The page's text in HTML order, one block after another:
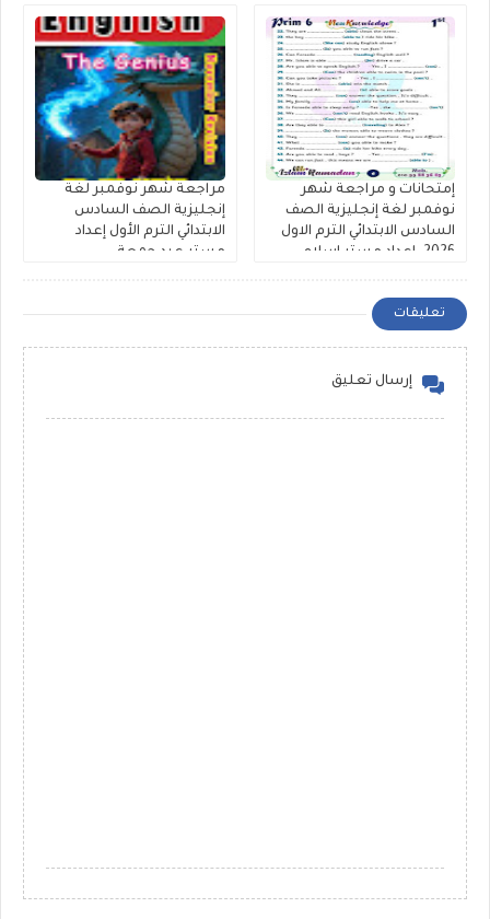
إمتحانات و مراجعة شهر
نوفمبر لغة إنجليزية الصف
السادس الابتدائي الترم الاول
2026. اعداد مستر اسلام
مراجعة شهر نوفمبر لغة
إنجليزية الصف السادس
الابتدائي الترم الأول إعداد
مستر عيد جمعة
تعليقات
إرسال تعليق